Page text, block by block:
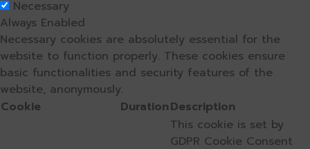
Necessary
Always Enabled
Necessary cookies are absolutely essential for the
website to function properly. These cookies ensure
basic functionalities and security features of the
website, anonymously.
Cookie
DurationDescription
This cookie is set by
GDPR Cookie Consent